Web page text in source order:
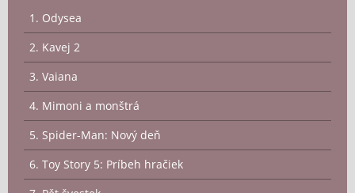
1. Odysea
2. Kavej 2
3. Vaiana
4. Mimoni a monštrá
5. Spider-Man: Nový deň
6. Toy Story 5: Príbeh hračiek